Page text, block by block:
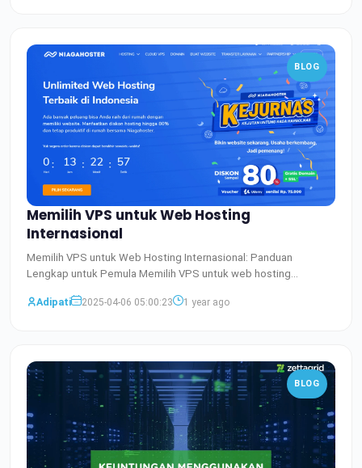
BLOG
Memilih VPS untuk Web Hosting
Internasional
Memilih VPS untuk Web Hosting Internasional: Panduan
Lengkap untuk Pemula Memilih VPS untuk web hosting
Adipati
2025-04-06 05:00:23 1 year ago
BLOG